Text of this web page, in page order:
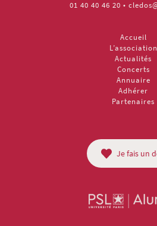
01 40 40 46 20 •
Accueil
L’association
Actualités
Concerts
Annuaire
Adhérer
Partenaires
Je fais un